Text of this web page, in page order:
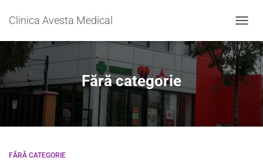
Clinica Avesta Medical
Fără categorie
FĂRĂ CATEGORIE